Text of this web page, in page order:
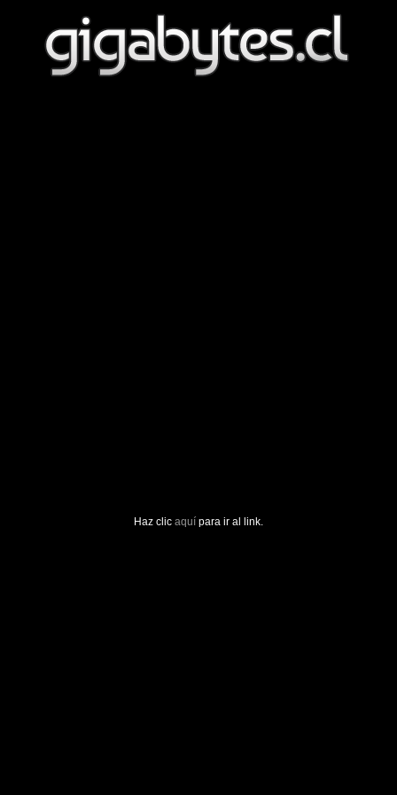
Haz clic aquí para ir al link.